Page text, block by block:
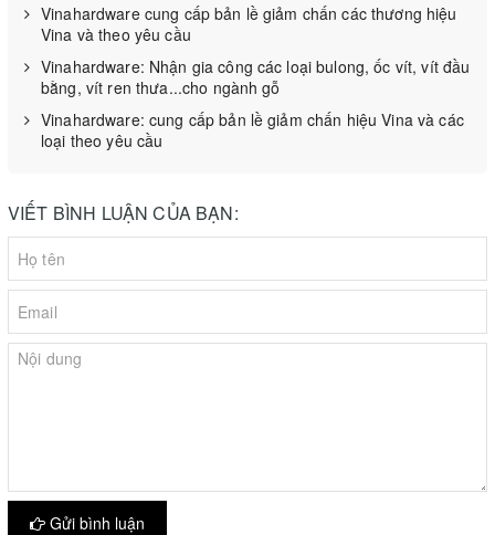
Vinahardware cung cấp bản lề giảm chấn các thương hiệu
Vina và theo yêu cầu
Vinahardware: Nhận gia công các loại bulong, ốc vít, vít đầu
bằng, vít ren thưa...cho ngành gỗ
Vinahardware: cung cấp bản lề giảm chấn hiệu Vina và các
loại theo yêu cầu
VIẾT BÌNH LUẬN CỦA BẠN:
Gửi bình luận